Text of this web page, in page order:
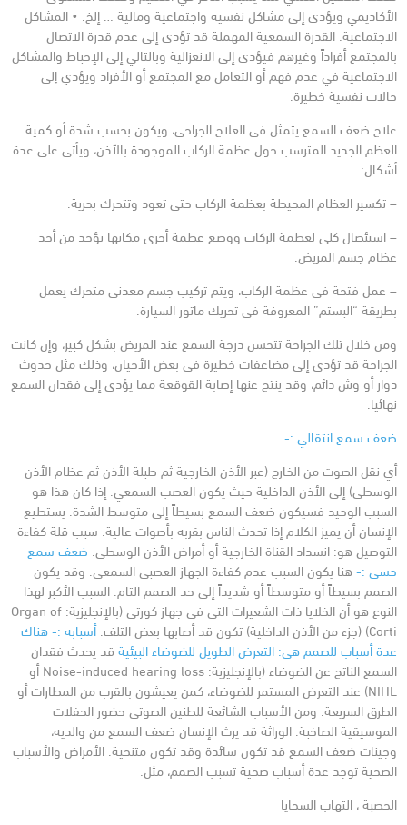
الأكاديمي ويؤدي إلى مشاكل نفسيه واجتماعية ومالية … إلخ. • المشاكل
الاجتماعية: القدرة السمعية المهملة قد تؤدي إلى عدم قدرة الاتصال
بالمجتمع أفراداً وغيرهم فيؤدي إلى الانعزالية وبالتالي إلى الإحباط والمشاكل
الاجتماعية في عدم فهم أو التعامل مع المجتمع أو الأفراد ويؤدي إلى
حالات نفسية خطيرة.
علاج ضعف السمع يتمثل فى العلاج الجراحى، ويكون بحسب شدة أو كمية
العظم الجديد المترسب حول عظمة الركاب الموجودة بالأذن، ويأتى على عدة
أشكال:
– تكسير العظام المحيطة بعظمة الركاب حتى تعود وتتحرك بحرية.
– استئصال كلى لعظمة الركاب ووضع عظمة أخرى مكانها تؤخذ من أحد
عظام جسم المريض.
– عمل فتحة فى عظمة الركاب، ويتم تركيب جسم معدنى متحرك يعمل
بطريقة “البستم” المعروفة فى تحريك ماتور السيارة.
ومن خلال تلك الجراحة تتحسن درجة السمع عند المريض بشكل كبير، وإن كانت
الجراحة قد تؤدى إلى مضاعفات خطيرة فى بعض الأحيان، وذلك مثل حدوث
دوار أو وش دائم، وقد ينتج عنها إصابة القوقعة مما يؤدى إلى فقدان السمع
نهائيا.
ضعف سمع انتقالي :-
أي نقل الصوت من الخارج (عبر الأذن الخارجية ثم طبلة الأذن ثم عظام الأذن
الوسطى) إلى الأذن الداخلية حيث يكون العصب السمعي. إذا كان هذا هو
السبب الوحيد فسيكون ضعف السمع بسيطاً إلى متوسط الشدة. يستطيع
الإنسان أن يميز الكلام إذا تحدث الناس بقربه بأصوات عالية. سبب قلة كفاءة
التوصيل هو: انسداد القناة الخارجية أو أمراض الأذن الوسطى. ضعف سمع
حسي :- هنا يكون السبب عدم كفاءة الجهاز العصبي السمعي. وقد يكون
الصمم بسيطاً أو متوسطاً أو شديداً إلى حد الصمم التام. السبب الأكبر لهذا
النوع هو أن الخلايا ذات الشعيرات التي في جهاز كورتي (بالإنجليزية: Organ of
Corti‏) (جزء من الأذن الداخلية) تكون قد أصابها بعض التلف.
أسبابه :-هناك
عدة أسباب للصمم هي: التعرض الطويل للضوضاء البيئية قد يحدث فقدان
السمع الناتج عن الضوضاء (بالإنجليزية: Noise-induced hearing loss أو
NIHL‏) عند التعرض المستمر للضوضاء، كمن يعيشون بالقرب من المطارات أو
الطرق السريعة. ومن الأسباب الشائعة للطنين الصوتي حضور الحفلات
الموسيقية الصاخبة. الوراثة قد يرث الإنسان ضعف السمع من والديه،
وجينات ضعف السمع قد تكون سائدة وقد تكون متنحية. الأمراض والأسباب
الصحيةتوجد عدة أسباب صحية تسبب الصمم، مثل:
الحصبة ، التهاب السحايا